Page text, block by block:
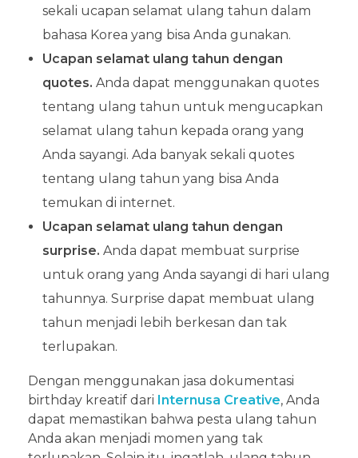
sekali ucapan selamat ulang tahun dalam
bahasa Korea yang bisa Anda gunakan.
Ucapan selamat ulang tahun dengan
quotes. Anda dapat menggunakan quotes
tentang ulang tahun untuk mengucapkan
selamat ulang tahun kepada orang yang
Anda sayangi. Ada banyak sekali quotes
tentang ulang tahun yang bisa Anda
temukan di internet.
Ucapan selamat ulang tahun dengan
surprise. Anda dapat membuat surprise
untuk orang yang Anda sayangi di hari ulang
tahunnya. Surprise dapat membuat ulang
tahun menjadi lebih berkesan dan tak
terlupakan.
Dengan menggunakan jasa dokumentasi
birthday kreatif dari Internusa Creative, Anda
dapat memastikan bahwa pesta ulang tahun
Anda akan menjadi momen yang tak